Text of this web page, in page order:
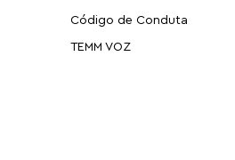
Código de Conduta
TEMM VOZ